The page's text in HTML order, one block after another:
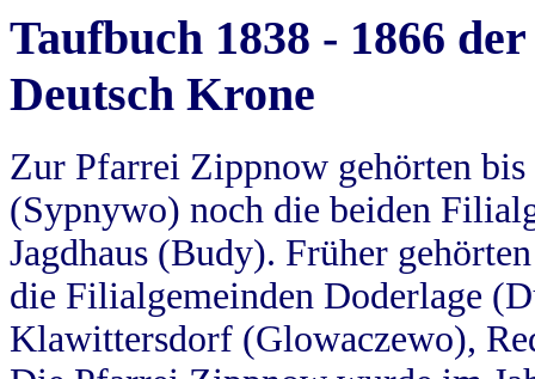
Taufbuch 1838 - 1866
Deutsch Krone
Zur Pfarrei Zippnow gehörten
(Sypnywo) noch die beiden
Jagdhaus (Budy). Früher
die Filialgemeinden Doderlage
Klawittersdorf (Glowaczewo),